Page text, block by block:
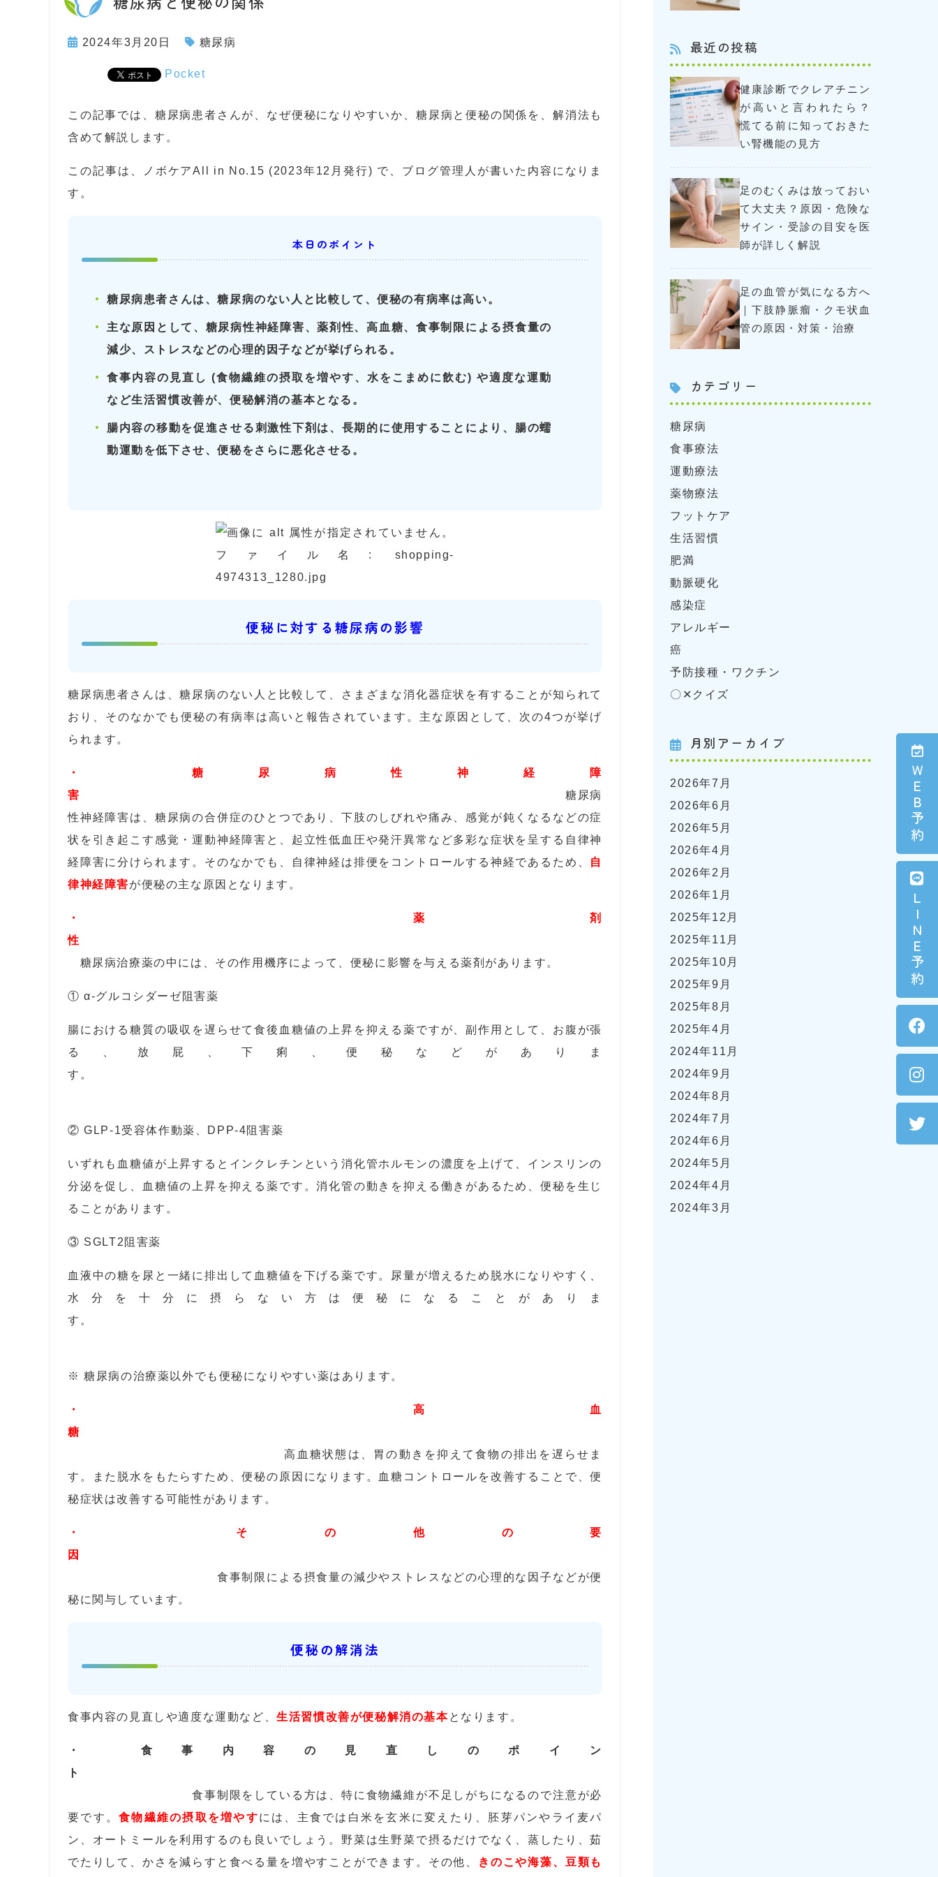
ＷＥＢ予約
ＬＩＮＥ予約
2024年3月20日 糖尿病
Pocket
この記事では、糖尿病患者さんが、なぜ便秘になりやすいか、糖尿病と便秘の関係を、解消法も
含めて解説します。
この記事は、ノボケアAll in No.15 (2023年12月発行) で、ブログ管理人が書いた内容になりま
す。
本日のポイント
糖尿病患者さんは、糖尿病のない人と比較して、便秘の有病率は高い。
主な原因として、糖尿病性神経障害、薬剤性、高血糖、食事制限による摂食量の
減少、ストレスなどの心理的因子などが挙げられる。
食事内容の見直し (食物繊維の摂取を増やす、水をこまめに飲む) や適度な運動
など生活習慣改善が、便秘解消の基本となる。
腸内容の移動を促進させる刺激性下剤は、長期的に使用することにより、腸の蠕
動運動を低下させ、便秘をさらに悪化させる。
便秘に対する糖尿病の影響
糖尿病患者さんは、糖尿病のない人と比較して、さまざまな消化器症状を有することが知られて
おり、そのなかでも便秘の有病率は高いと報告されています。主な原因として、次の4つが挙げ
られます。
・ 糖尿病性神経障
害
糖尿病
性神経障害は、糖尿病の合併症のひとつであり、下肢のしびれや痛み、感覚が鈍くなるなどの症
状を引き起こす感覚・運動神経障害と、起立性低血圧や発汗異常など多彩な症状を呈する自律神
経障害に分けられます。そのなかでも、自律神経は排便をコントロールする神経であるため、 自
律神経障害が便秘の主な原因となります。
・ 薬剤
性
糖尿病治療薬の中には、その作用機序によって、便秘に影響を与える薬剤があります。
① α‐グルコシダーゼ阻害薬
腸における糖質の吸収を遅らせて食後血糖値の上昇を抑える薬ですが、副作用として、お腹が張
る、放屁、下痢、便秘などがありま
す。
② GLP-1受容体作動薬、DPP-4阻害薬
いずれも血糖値が上昇するとインクレチンという消化管ホルモンの濃度を上げて、インスリンの
分泌を促し、血糖値の上昇を抑える薬です。消化管の動きを抑える働きがあるため、便秘を生じ
ることがあります。
③ SGLT2阻害薬
血液中の糖を尿と一緒に排出して血糖値を下げる薬です。尿量が増えるため脱水になりやすく、
水分を十分に摂らない方は便秘になることがありま
す。
※ 糖尿病の治療薬以外でも便秘になりやすい薬はあります。
・ 高血
糖
高血糖状態は、胃の動きを抑えて食物の排出を遅らせま
す。また脱水をもたらすため、便秘の原因になります。血糖コントロールを改善することで、便
秘症状は改善する可能性があります。
・ その他の要
因
食事制限による摂食量の減少やストレスなどの心理的な因子などが便
秘に関与しています。
便秘の解消法
食事内容の見直しや適度な運動など、生活習慣改善が便秘解消の基本となります。
・ 食事内容の見直しのポイン
ト
食事制限をしている方は、特に食物繊維が不足しがちになるので注意が必
要です。食物繊維の摂取を増やすには、主食では白米を玄米に変えたり、胚芽パンやライ麦パ
ン、オートミールを利用するのも良いでしょう。野菜は生野菜で摂るだけでなく、蒸したり、茹
でたりして、かさを減らすと食べる量を増やすことができます。その他、
きのこや海藻、豆類も
最近の投稿
健康診断でクレアチニン
が高いと言われたら？
慌てる前に知っておきた
い腎機能の見方
足のむくみは放っておい
て大丈夫？原因・危険な
サイン・受診の目安を医
師が詳しく解説
足の血管が気になる方へ
｜下肢静脈瘤・クモ状血
管の原因・対策・治療
カテゴリー
糖尿病
食事療法
運動療法
薬物療法
フットケア
生活習慣
肥満
動脈硬化
感染症
アレルギー
癌
予防接種・ワクチン
〇✕クイズ
月別アーカイブ
2026年7月
2026年6月
2026年5月
2026年4月
2026年2月
2026年1月
2025年12月
2025年11月
2025年10月
2025年9月
2025年8月
2025年4月
2024年11月
2024年9月
2024年8月
2024年7月
2024年6月
2024年5月
2024年4月
2024年3月